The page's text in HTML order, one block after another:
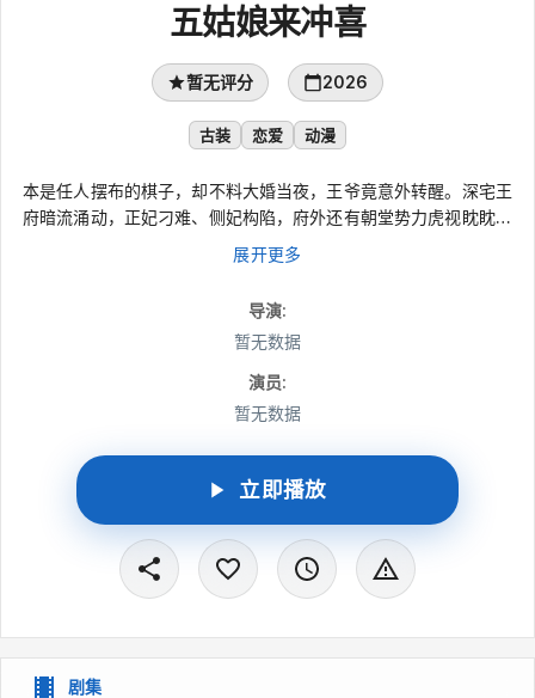
五姑娘来冲喜
暂无评分 2026
古装 恋爱 动漫
本是任人摆布的棋子，却不料大婚当夜，王爷竟意外转醒。深宅王
府暗流涌动，正妃刁难、侧妃构陷，府外还有朝堂势力虎视眈眈。
她藏起锋芒，步步为营，凭一身聪慧化解重重危机，不仅护住自身
周全，更在相处中与冷面王爷渐生情愫。从任人欺凌的庶女，到执
了自己的万丈光芒。
展开更多
导演:
暂无数据
演员:
暂无数据
立即播放
剧集